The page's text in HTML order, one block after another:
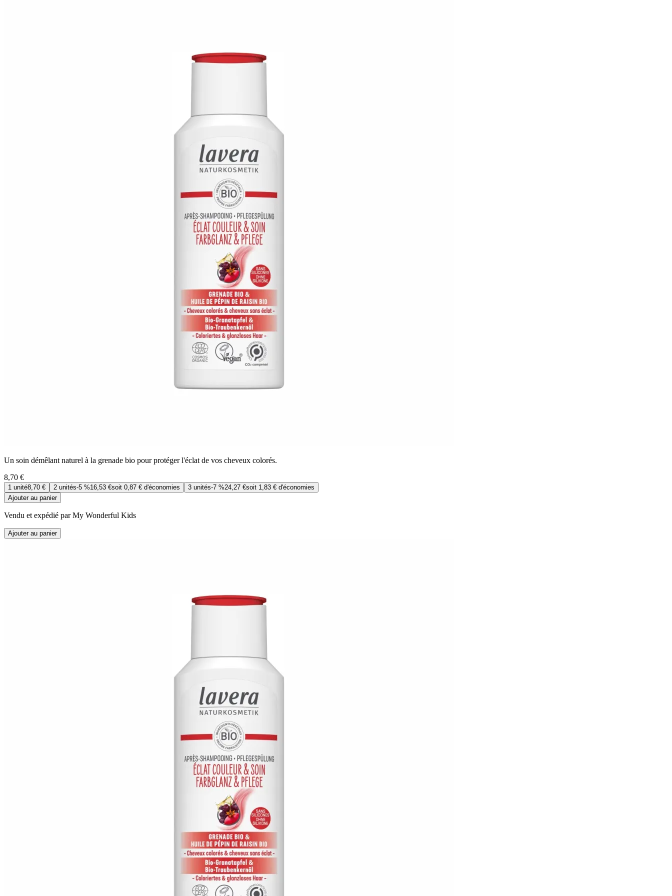
Un soin démêlant naturel à la grenade bio pour protéger l'éclat de vos cheveux colorés.
8,70 €
1 unité8,70 € 2 unités-5 %16,53 €soit 0,87 € d'économies 3 unités-7 %24,27 €soit 1,83 € d'économies
Ajouter au panier
Vendu et expédié par My Wonderful Kids
Ajouter au panier